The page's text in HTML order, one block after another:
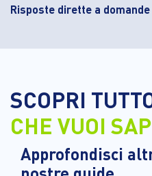
Risposte dirette a domande
SCOPRI
CHE VUOI
Approfondisci